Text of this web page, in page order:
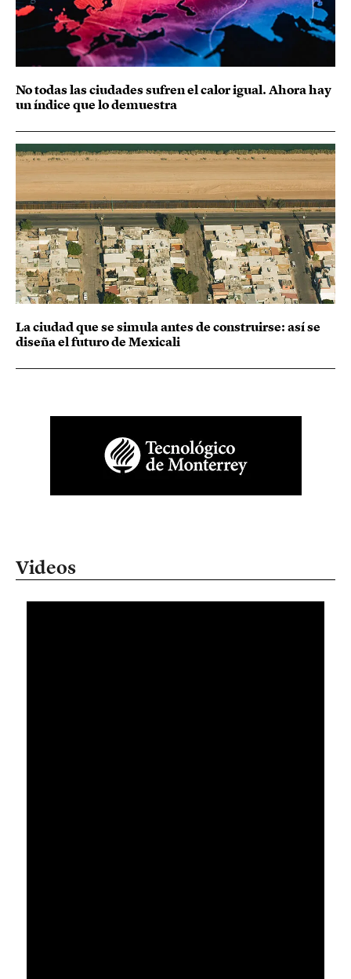
No todas las ciudades sufren el calor igual. Ahora hay
un índice que lo demuestra
La ciudad que se simula antes de construirse: así se
diseña el futuro de Mexicali
Videos